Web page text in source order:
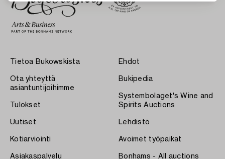
Tietoa Bukowskista
Ota yhteyttä
asiantuntijoihimme
Tulokset
Uutiset
Kotiarviointi
Asiakaspalvelu
Ehdot
Bukipedia
Systembolaget's Wine and
Spirits Auctions
Lehdistö
Avoimet työpaikat
Bonhams - All auctions